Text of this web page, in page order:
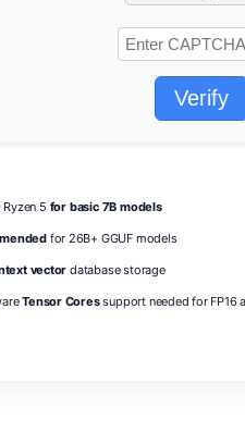
Verify
5 for basic 7B models
for 26B+ GGUF models
vector database storage
Tensor Coressupport needed for FP16